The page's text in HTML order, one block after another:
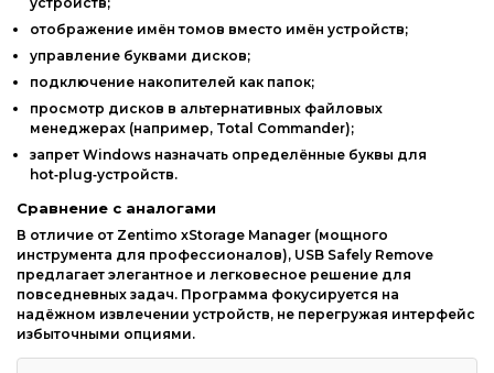
отображение имён томов вместо имён устройств;
управление буквами дисков;
подключение накопителей как папок;
просмотр дисков в альтернативных файловых
менеджерах (например, Total Commander);
запрет Windows назначать определённые буквы для
hot‑plug‑устройств.
Сравнение с аналогами
В отличие от Zentimo xStorage Manager (мощного
инструмента для профессионалов), USB Safely Remove
предлагает элегантное и легковесное решение для
повседневных задач. Программа фокусируется на
надёжном извлечении устройств, не перегружая интерфейс
избыточными опциями.